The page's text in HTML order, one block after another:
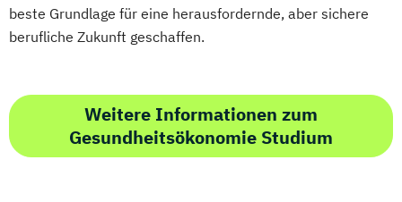
beste Grundlage für eine herausfordernde, aber sichere
berufliche Zukunft geschaffen.
Weitere Informationen zum
Gesundheitsökonomie Studium